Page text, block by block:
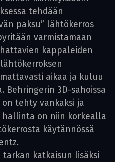
tehdään
paksu” lähtökerros
varmistamaan
kappaleiden
aikaa ja kuluu
Behringerin 3D-sahoissa
tehty vankaksi ja
on niin korkealla
käytännössä
katkaisun lisäksi